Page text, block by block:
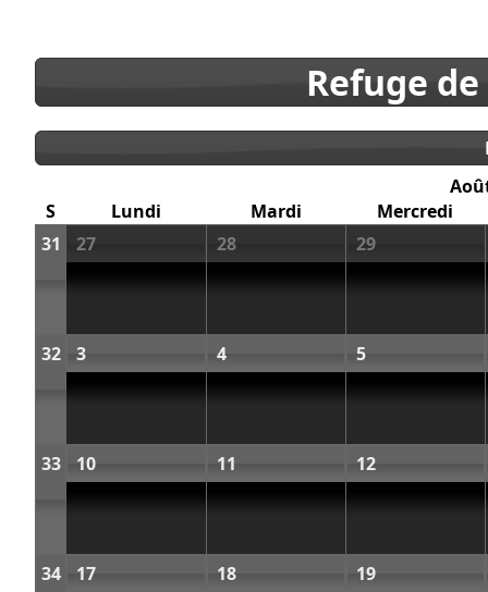
Refuge
S
Lundi Mardi
Mercredi
31
27 28 29
32 3 4 5
33 10 11 12
34 17 18 19